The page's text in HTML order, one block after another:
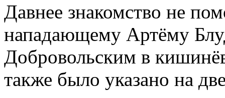
Давнее знакомство не
нападающему Артёму
Добровольским в
также было указано на